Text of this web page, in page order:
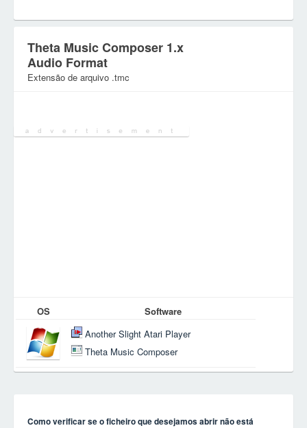
Theta Music Composer 1.x
Audio Format
Extensão de arquivo .tmc
OS
Software
Another Slight Atari Player
Theta Music Composer
Como verificar se o ficheiro que desejamos abrir não está